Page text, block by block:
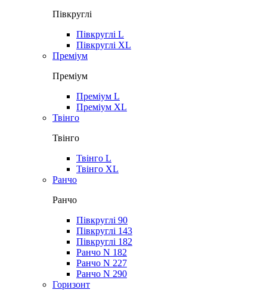
Півкруглі
Півкруглі L
Півкруглі XL
Преміум
Преміум
Преміум L
Преміум XL
Твінго
Твінго
Твінго L
Твінго XL
Ранчо
Ранчо
Півкруглі 90
Півкруглі 143
Півкруглі 182
Ранчо N 182
Ранчо N 227
Ранчо N 290
Горизонт